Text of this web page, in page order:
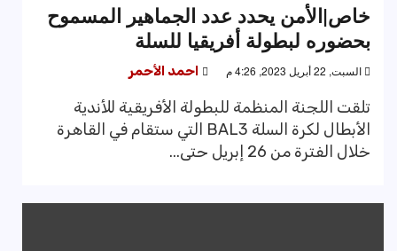
خاص|الأمن يحدد عدد الجماهير المسموح
بحضوره لبطولة أفريقيا للسلة
السبت, 22 أبريل 2023, 4:26 م احمد الأحمر
تلقت اللجنة المنظمة للبطولة الأفريقية للأندية
الأبطال لكرة السلة BAL3 التي ستقام في القاهرة
خلال الفترة من 26 إبريل حتى...